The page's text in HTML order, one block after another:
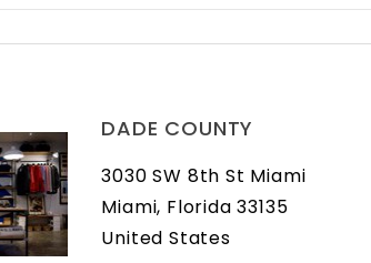
DADE COUNTY
3030 SW 8th St Miami
Miami, Florida 33135
United States